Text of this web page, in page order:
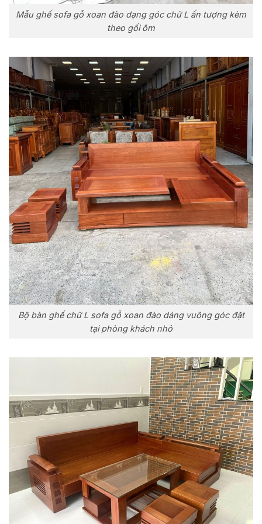
Mẫu ghế sofa gỗ xoan đào dạng góc chữ L ấn tượng kèm
theo gối ôm
Bộ bàn ghế chữ L sofa gỗ xoan đào dáng vuông góc đặt
tại phòng khách nhỏ